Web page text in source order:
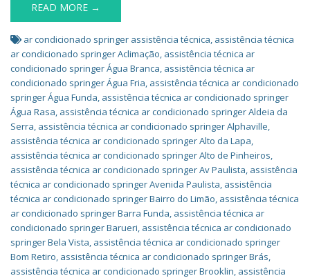
READ MORE →
ar condicionado springer assistência técnica, assistência técnica
ar condicionado springer Aclimação, assistência técnica ar
condicionado springer Água Branca, assistência técnica ar
condicionado springer Água Fria, assistência técnica ar condicionado
springer Água Funda, assistência técnica ar condicionado springer
Água Rasa, assistência técnica ar condicionado springer Aldeia da
Serra, assistência técnica ar condicionado springer Alphaville,
assistência técnica ar condicionado springer Alto da Lapa,
assistência técnica ar condicionado springer Alto de Pinheiros,
assistência técnica ar condicionado springer Av Paulista, assistência
técnica ar condicionado springer Avenida Paulista, assistência
técnica ar condicionado springer Bairro do Limão, assistência técnica
ar condicionado springer Barra Funda, assistência técnica ar
condicionado springer Barueri, assistência técnica ar condicionado
springer Bela Vista, assistência técnica ar condicionado springer
Bom Retiro, assistência técnica ar condicionado springer Brás,
assistência técnica ar condicionado springer Brooklin, assistência